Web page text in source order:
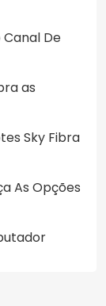
Canal De
as
Sky Fibra
As Opções